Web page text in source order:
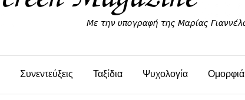
Συνεντεύξεις Ταξίδια Ψυχολογία Ομορφιά